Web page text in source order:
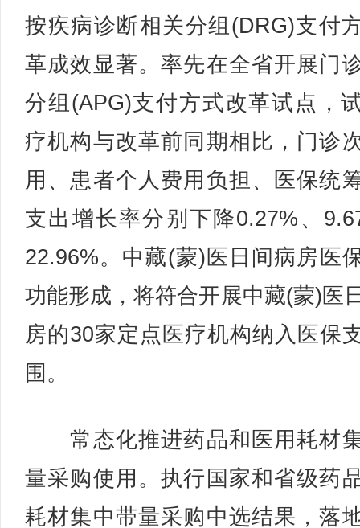
按疾病诊断相关分组(DRG)支付
革成效显著。率先在全省开展门
分组(APG)支付方式改革试点，
疗机构与改革前同期相比，门诊
用、患者个人费用负担、医保统
支出增长率分别下降0.27%、
22.96%。中藏(蒙)医日间病房医
功能形成，将符合开展中藏(蒙)医
房的30家定点医疗机构纳入医保
围。
常态化推进药品和医用耗材
量采购使用。执行国家和省级药
耗材集中带量采购中选结果，落